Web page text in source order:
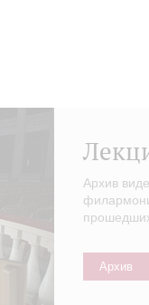
Архив
Архив